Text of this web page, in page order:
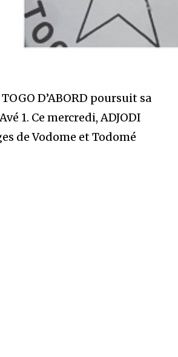
D’ABORD poursuit sa
1. Ce mercredi, ADJODI
de Vodome et Todomé